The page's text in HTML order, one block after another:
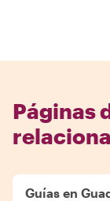
Páginas
Guías en